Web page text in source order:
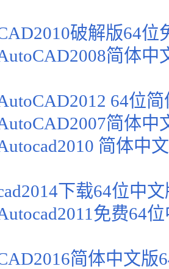
破解版64位
简体中
64位
简体中
简体中
下载64位中
免费64
简体中文版